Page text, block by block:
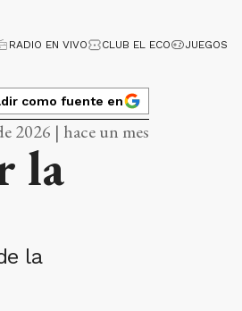
RADIO EN VIVO CLUB EL ECO JUEGOS
como fuente en
2026 | hace un mes
la
la